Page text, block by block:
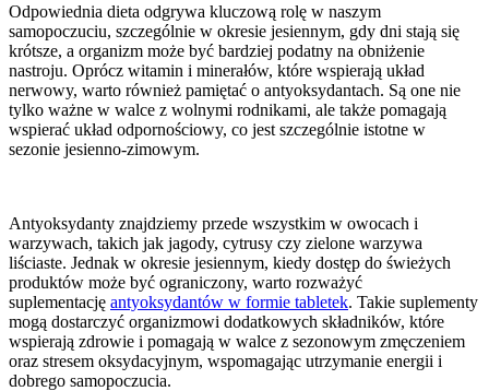
Odpowiednia dieta odgrywa kluczową rolę w naszym
samopoczuciu, szczególnie w okresie jesiennym, gdy dni stają się
krótsze, a organizm może być bardziej podatny na obniżenie
nastroju. Oprócz witamin i minerałów, które wspierają układ
nerwowy, warto również pamiętać o antyoksydantach. Są one nie
tylko ważne w walce z wolnymi rodnikami, ale także pomagają
wspierać układ odpornościowy, co jest szczególnie istotne w
sezonie jesienno-zimowym.
Antyoksydanty znajdziemy przede wszystkim w owocach i
warzywach, takich jak jagody, cytrusy czy zielone warzywa
liściaste. Jednak w okresie jesiennym, kiedy dostęp do świeżych
produktów może być ograniczony, warto rozważyć
suplementację antyoksydantów w formie tabletek. Takie suplementy
mogą dostarczyć organizmowi dodatkowych składników, które
wspierają zdrowie i pomagają w walce z sezonowym zmęczeniem
oraz stresem oksydacyjnym, wspomagając utrzymanie energii i
dobrego samopoczucia.